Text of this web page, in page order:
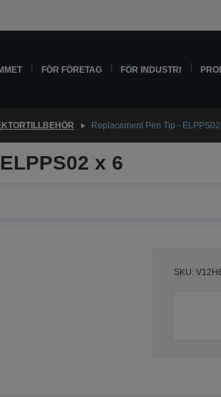
FÖR FÖRETAG FÖR INDUSTRI
Replacement Pen Tip - ELPPS02
x 6
SKU: